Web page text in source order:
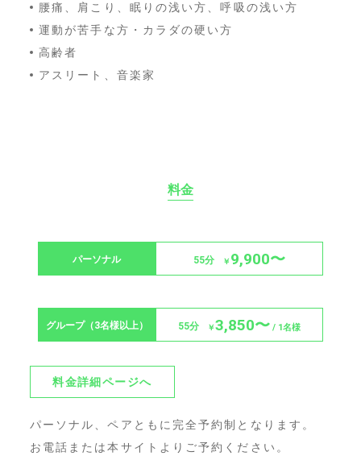
腰痛、肩こり、眠りの浅い方、呼吸の浅い方
運動が苦手な方・カラダの硬い方
高齢者
アスリート、音楽家
料金
パーソナル 55分 ￥ 9,900〜
グループ（3名様以上） 55分 ￥3,850〜/ 1名様
料金詳細ページへ
パーソナル、ペアともに完全予約制となります。
お電話または本サイトよりご予約ください。